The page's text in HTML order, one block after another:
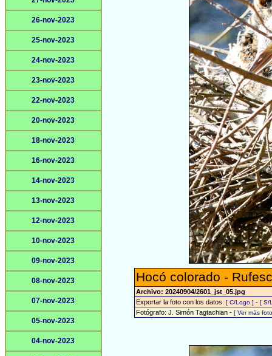
26-nov-2023
25-nov-2023
24-nov-2023
23-nov-2023
22-nov-2023
20-nov-2023
18-nov-2023
16-nov-2023
14-nov-2023
13-nov-2023
12-nov-2023
10-nov-2023
09-nov-2023
08-nov-2023
07-nov-2023
05-nov-2023
04-nov-2023
Hocó colorado -
Archivo: 20240904/2601_jst_05.jpg
Exportar la foto con los datos: [ C/Logo ] - [ S/
Fotógrafo: J. Simón Tagtachian - [ Ver más